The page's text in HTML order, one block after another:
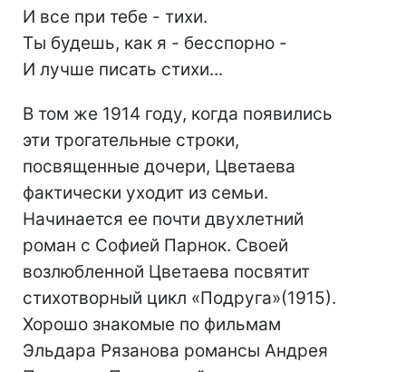
И все при тебе - тихи.
Ты будешь, как я - бесспорно -
И лучше писать стихи...
В том же 1914 году, когда появились
эти трогательные строки,
посвященные дочери, Цветаева
фактически уходит из семьи.
Начинается ее почти двухлетний
роман с Софией Парнок. Своей
возлюбленной Цветаева посвятит
стихотворный цикл «Подруга»(1915).
Хорошо знакомые по фильмам
Эльдара Рязанова романсы Андрея